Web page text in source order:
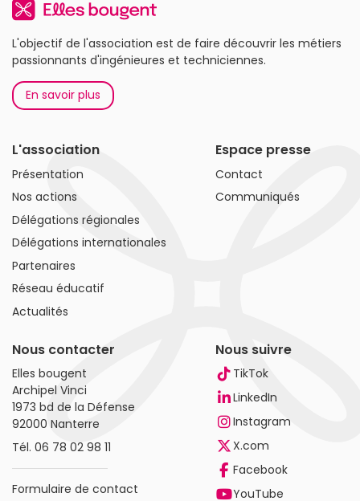
L'objectif de l'association est de faire découvrir les métiers
passionnants d'ingénieures et techniciennes.
En savoir plus
L'association
Présentation
Nos actions
Délégations régionales
Délégations internationales
Partenaires
Réseau éducatif
Actualités
Espace presse
Contact
Communiqués
Nous contacter
Elles bougent
Archipel Vinci
1973 bd de la Défense
92000 Nanterre
Tél. 06 78 02 98 11
Formulaire de contact
Nous suivre
TikTok
LinkedIn
Instagram
X.com
Facebook
YouTube